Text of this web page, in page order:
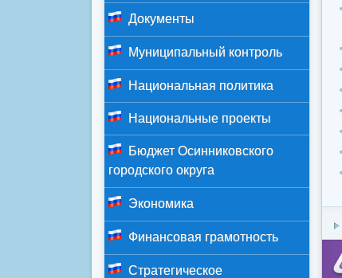
Документы
Муниципальный контроль
Национальная политика
Национальные проекты
Бюджет Осинниковского
городского округа
Экономика
Финансовая грамотность
Стратегическое